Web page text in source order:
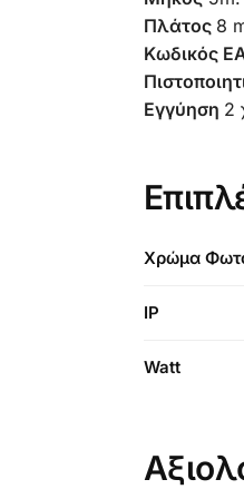
Πλάτος 8
Κωδικός
Εγγύηση 2
Χρώμα
IP
Watt